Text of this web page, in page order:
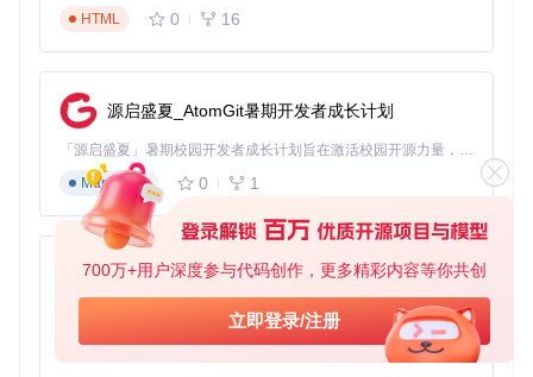
700万+用户深度参与代码创作，更多精彩内容等你共创
立即登录/注册
HTML
0 16
源启盛夏_AtomGit暑期开发者成长计划
「源启盛夏」暑期校园开发者成长计划旨在激活校园开源力量，通过积分激励、认证扶持、资源倾斜等形式，引导高校组织和开发者完成「入驻 — 建项目 — 做贡献 — 获认证 — 得资源」的完整闭环。无论你是想带领社团入驻平台的组织者，还是希望用代码贡献证明自己的开发者，都能在这里找到属于你的成长路径。
Markdown
0 1
AionUi
免费、本地、开源的 24/7 全天候 Cowork 应用，以及适用于 Gemini CLI、Claude Code、Codex、OpenCode、Qwen Code、Goose CLI、Auggie 等的 OpenClaw | 🌟 喜欢就点star吧
TypeScript
0 6